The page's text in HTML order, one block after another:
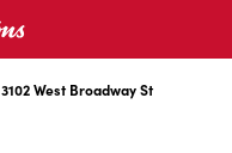
3102 West Broadway St